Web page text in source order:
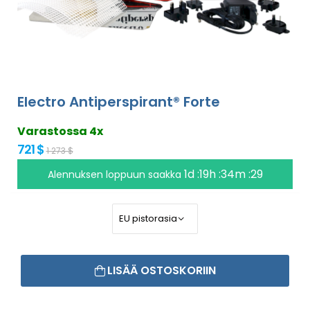
Electro Antiperspirant® Forte
Varastossa 4x
721 $ 1 273 $
Alennuksen loppuun saakka 1d :19h :34m :29
LISÄÄ OSTOSKORIIN